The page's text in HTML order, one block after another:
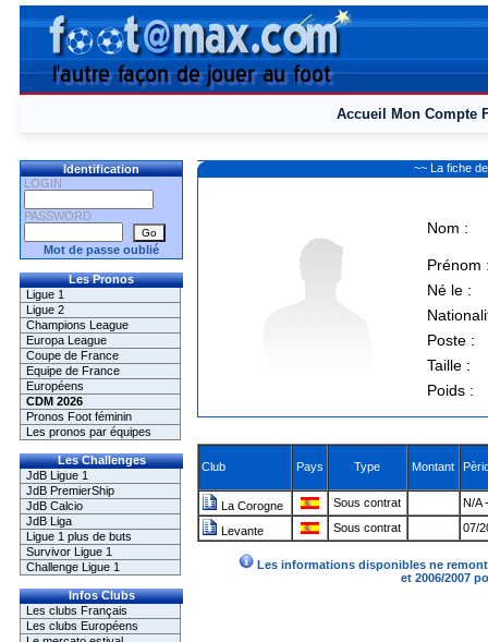
Accueil Mon Compte
Identification
LOGIN
PASSWORD
Mot de passe oublié
Les Pronos
Ligue 1
Ligue 2
Champions League
Europa League
Coupe de France
Equipe de France
Européens
CDM 2026
Pronos Foot féminin
Les pronos par équipes
Les Challenges
JdB Ligue 1
JdB PremierShip
JdB Calcio
JdB Liga
Ligue 1 plus de buts
Survivor Ligue 1
Challenge Ligue 1
Infos Clubs
Les clubs Français
Les clubs Européens
~~ La fiche
Nom :
Prénom
Né le :
Poste :
Taille :
Poids :
Club Pays Type Montant
La Corogne Sous contrat N/A
Levante Sous contrat 07/
Les informations disponibles ne
et 2006/2007